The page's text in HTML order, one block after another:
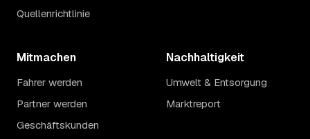
Quellenrichtlinie
Mitmachen
Fahrer werden
Partner werden
Geschäftskunden
Nachhaltigkeit
Umwelt & Entsorgung
Marktreport